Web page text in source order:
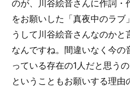
のが、川谷絵音さんに作詞・
をお願いした「真夜中のラブ
うして川谷絵音さんなのかと
なんですね。間違いなく今の
っている存在の1人だと思う
ということもお願いする理由